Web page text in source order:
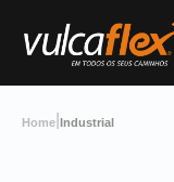
Home Industrial